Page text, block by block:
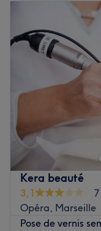
Kera beauté
3,1
Opéra, Marseille
Pose de vernis